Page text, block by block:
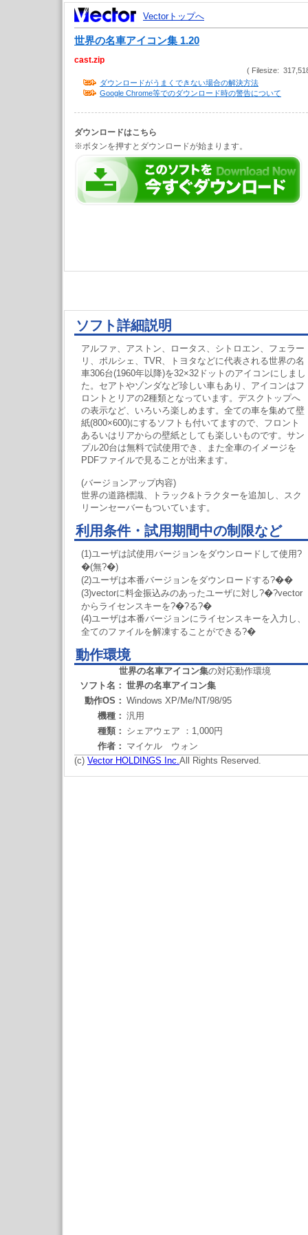
Vectorトップへ
世界の名車アイコン集 1.20
cast.zip
( Filesize:
ダウンロードがうまくできない場合の解決方法
Google Chrome等でのダウンロード時の警告について
ダウンロードはこちら
※ボタンを押すとダウンロードが始まります。
ソフト詳細説明
アルファ、アストン、ロータス、シトロエン、フェラー
リ、ポルシェ、TVR、トヨタなどに代表される世界の名
車306台(1960年以降)を32×32ドットのアイコンにしまし
た。セアトやゾンダなど珍しい車もあり、アイコンはフ
ロントとリアの2種類となっています。デスクトップへ
の表示など、いろいろ楽しめます。全ての車を集めて壁
紙(800×600)にするソフトも付いてますので、フロント
あるいはリアからの壁紙としても楽しいものです。サン
プル20台は無料で試使用でき、また全車のイメージを
PDFファイルで見ることが出来ます。
(バージョンアップ内容)
世界の道路標識、トラック&トラクターを追加し、スク
リーンセーバーもついています。
利用条件・試用期間中の制限など
(1)ユーザは試使用バージョンをダウンロードして使用?
�(無?�)
(2)ユーザは本番バージョンをダウンロードする?��
(3)vectorに料金振込みのあったユーザに対し?�?vector
からライセンスキーを?�?る?�
(4)ユーザは本番バージョンにライセンスキーを入力し、
全てのファイルを解凍することができる?�
動作環境
世界の名車アイコン集の対応動作環境
ソフト名： 世界の名車アイコン集
動作OS： Windows XP/Me/NT/98/95
機種： 汎用
種類： シェアウェア ：1,000円
作者： マイケル ウォン
(c) Vector HOLDINGS Inc.All Rights Reserved.